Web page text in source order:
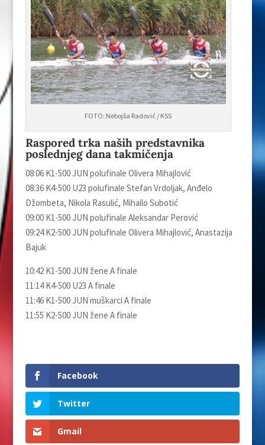
FOTO: Nebojša Radović / KSS
Raspored trka naših predstavnika
poslednjeg dana takmičenja
08:06 K1-500 JUN polufinale Olivera Mihajlović
08:36 K4-500 U23 polufinale Stefan Vrdolјak, Anđelo
Džombeta, Nikola Rasulić, Mihailo Subotić
09:00 K1-500 JUN polufinale Aleksandar Perović
09:24 K2-500 JUN polufinale Olivera Mihajlović, Anastazija
Bajuk
10:42 K1-500 JUN žene A finale
11:14 K4-500 U23 A finale
11:46 K1-500 JUN muškarci A finale
11:55 K2-500 JUN žene A finale
Facebook
Twitter
Gmail